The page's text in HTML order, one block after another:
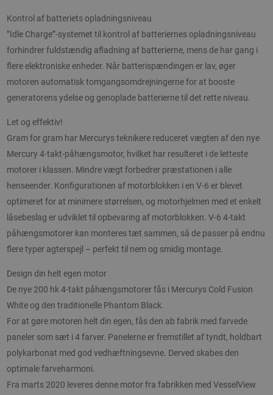
Kontrol af batteriets opladningsniveau
”Idle Charge”-systemet til kontrol af batteriernes opladningsniveau
forhindrer fuldstændig afladning af batterierne, mens de har gang i
flere elektroniske enheder. Når batterispændingen er lav, øger
motoren automatisk tomgangsomdrejningerne for at booste
generatorens ydelse og genoplade batterierne til det rette niveau.
Let og effektiv!
Gram for gram har Mercurys teknikere reduceret vægten af den nye
Mercury 4-takt-påhængsmotor, hvilket har resulteret i de letteste
motorer i klassen. Mindre vægt forbedrer præstationen i alle
henseender. Konfigurationen af motorblokken i en V-6 er blevet
optimeret for at minimere størrelsen, og motorhjelmen med et enkelt
låsebeslag er udviklet til opbevaring af motorblokken. V-6 4-takt
påhængsmotorer kan monteres tæt sammen, så de passer på endnu
flere typer agterspejl – perfekt til nem og smidig montage.
Design din helt egen motor
De nye 200 hk 4-takt påhængsmotorer fås i Mercurys Cold Fusion
White og den traditionelle Phantom Black.
For at gøre motoren helt din egen, fås den ab fabrik med farvede
paneler som sæt i 4 farver. Panelerne er fremstillet af tyndt, holdbart
polykarbonat med god vedhæftningsevne. Derved skabes den
optimale farveharmoni.
Fra marts 2020 leveres denne motor fra fabrikken med VesselView